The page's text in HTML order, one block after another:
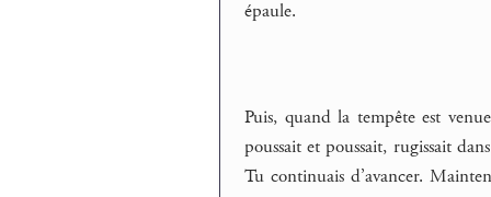
épaule.
Puis, quand la tempête est
poussait et poussait, rugissait
Tu continuais d’avancer.